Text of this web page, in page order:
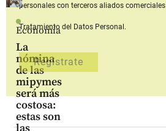
Economía
La
nómina
de las
mipymes
será más
costosa:
estas son
las
personales con terceros aliados comerciales
Tratamiento del Datos Personal.